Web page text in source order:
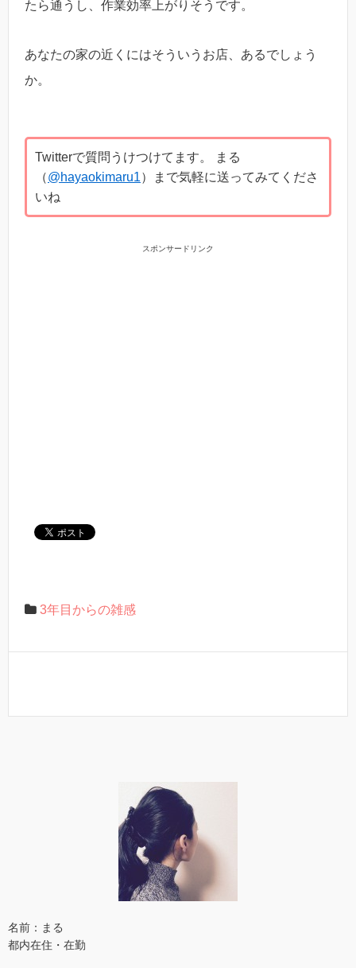
たら通うし、作業効率上がりそうです。
あなたの家の近くにはそういうお店、あるでしょう
か。
Twitterで質問うけつけてます。 まる
（@hayaokimaru1）まで気軽に送ってみてくださ
いね
スポンサードリンク
3年目からの雑感
名前：まる
都内在住・在勤